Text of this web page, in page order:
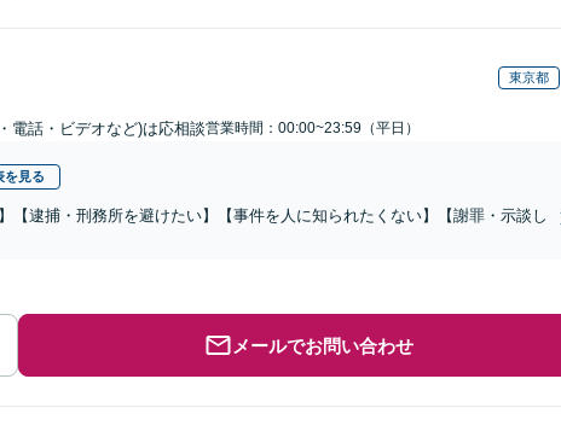
東京都
電話・ビデオなど)は応相談営業時間：00:00~23:59（平日）
を見る
逮捕・刑務所を避けたい】【事件を人に知られたくない】【謝罪・示談し
メールでお問い合わせ